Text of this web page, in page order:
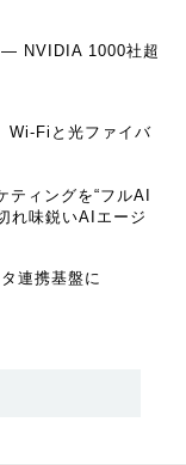
NVIDIA 1000社超
Fiと光ファイバ
ィングを“フルAI
れ味鋭いAIエージ
連携基盤に